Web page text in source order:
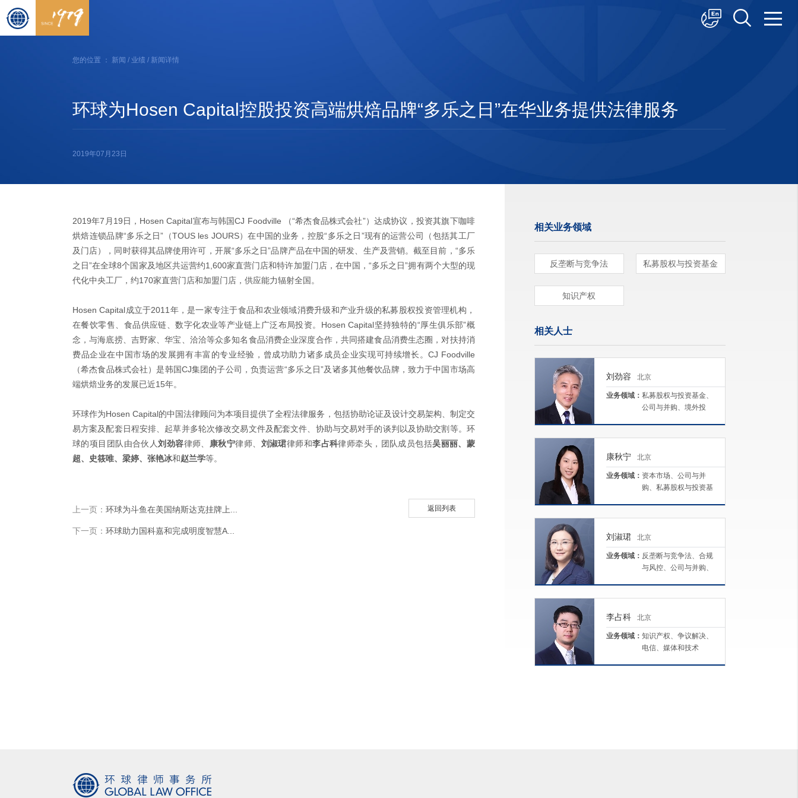
您的位置 ： 新闻 / 业绩 / 新闻详情
环球为Hosen Capital控股投资高端烘焙品牌“多乐之日”在华业务提供法律服务
2019年07月23日
2019年7月19日，Hosen Capital宣布与韩国CJ Foodville （“希杰食品株式会社”）达成协议，投资其旗下咖啡
烘焙连锁品牌“多乐之日”（TOUS les JOURS）在中国的业务，控股“多乐之日”现有的运营公司（包括其工厂
及门店），同时获得其品牌使用许可，开展“多乐之日”品牌产品在中国的研发、生产及营销。截至目前，“多乐
之日”在全球8个国家及地区共运营约1,600家直营门店和特许加盟门店，在中国，“多乐之日”拥有两个大型的现
代化中央工厂，约170家直营门店和加盟门店，供应能力辐射全国。
Hosen Capital成立于2011年，是一家专注于食品和农业领域消费升级和产业升级的私募股权投资管理机构，
在餐饮零售、食品供应链、数字化农业等产业链上广泛布局投资。Hosen Capital坚持独特的“厚生俱乐部”概
念，与海底捞、吉野家、华宝、洽洽等众多知名食品消费企业深度合作，共同搭建食品消费生态圈，对扶持消
费品企业在中国市场的发展拥有丰富的专业经验，曾成功助力诸多成员企业实现可持续增长。CJ Foodville
（希杰食品株式会社）是韩国CJ集团的子公司，负责运营“多乐之日”及诸多其他餐饮品牌，致力于中国市场高
端烘焙业务的发展已近15年。
环球作为Hosen Capital的中国法律顾问为本项目提供了全程法律服务，包括协助论证及设计交易架构、制定交
易方案及配套日程安排、起草并多轮次修改交易文件及配套文件、协助与交易对手的谈判以及协助交割等。环
球的项目团队由合伙人刘劲容律师、 康秋宁律师、 刘淑珺律师和李占科律师牵头，团队成员包括吴丽丽、蒙
超、史筱唯、梁婷、张艳冰和赵兰学等。
上一页： 环球为斗鱼在美国纳斯达克挂牌上...
下一页： 环球助力国科嘉和完成明度智慧A...
返回列表
相关业务领域
反垄断与竞争法 私募股权与投资基金
知识产权
相关人士
刘劲容 北京
业务领域： 私募股权与投资基金、
公司与并购、境外投
康秋宁 北京
业务领域： 资本市场、公司与并
购、私募股权与投资基
刘淑珺 北京
业务领域： 反垄断与竞争法、合规
与风控、公司与并购、
李占科 北京
业务领域： 知识产权、争议解决、
电信、媒体和技术